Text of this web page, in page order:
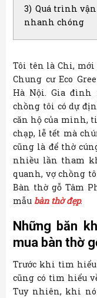
3) Quá trình vận
nhanh chóng
Tôi tên là Chi,
Chung cư Eco
Hà Nội. Gia đình
chồng tôi có dự
căn hộ của mình,
chạp, lễ tết mà
cũng là để thờ
nhiều lần tham
quanh, vợ chồng
Bàn thờ gỗ Tâm
mẫu bàn thờ đẹp.
Những băn
mua bàn thờ
Trước khi tìm hiểu
cũng có tìm hiểu
Tuy nhiên, khi